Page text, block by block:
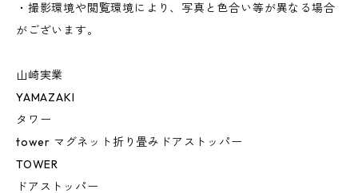
・撮影環境や閲覧環境により、写真と色合い等が異なる場合
がございます。
山崎実業
YAMAZAKI
タワー
tower マグネット折り畳みドアストッパー
TOWER
ドアストッパー